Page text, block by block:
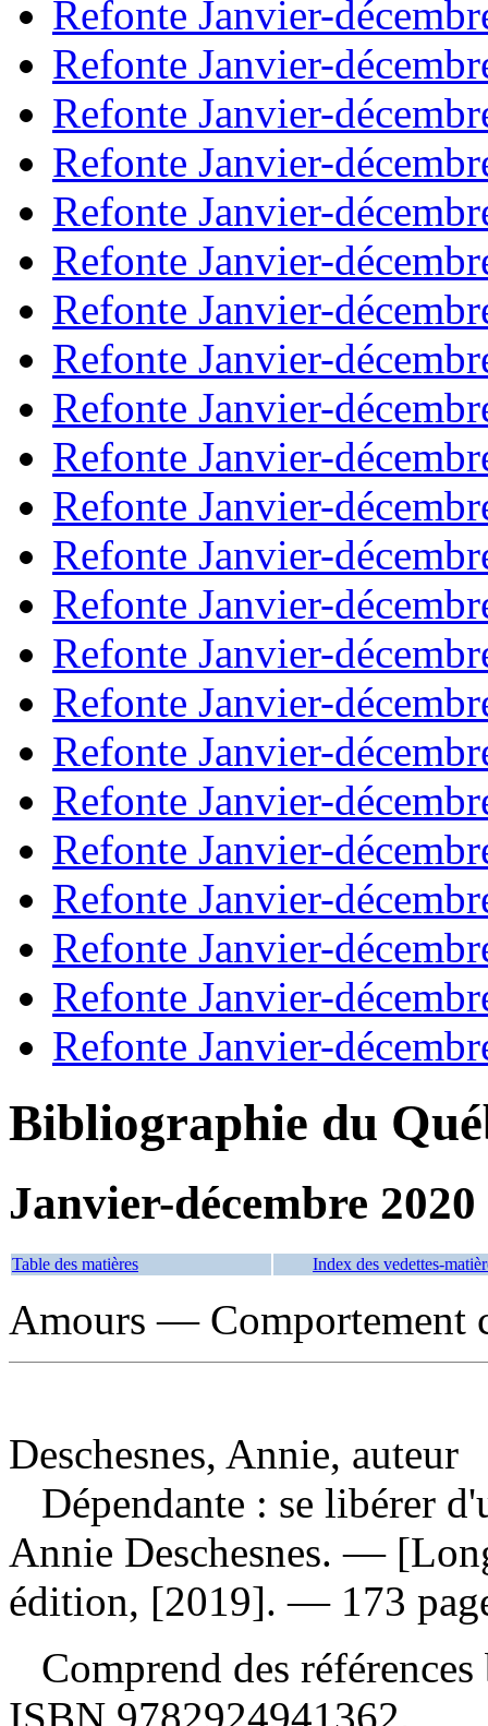
Refonte Janvier-
Refonte Janvier-
Refonte Janvier-
Refonte Janvier-
Refonte Janvier-
Refonte Janvier-
Refonte Janvier-
Refonte Janvier-
Refonte Janvier-
Refonte Janvier-
Refonte Janvier-
Refonte Janvier-
Refonte Janvier-
Refonte Janvier-
Refonte Janvier-
Refonte Janvier-
Refonte Janvier-
Refonte Janvier-
Refonte Janvier-
Refonte Janvier-
Refonte Janvier-
Refonte Janvier-
Bibliographie du
Janvier-décembre 2020
Table des matières Index des vedettes-
Amours — Comportement
Deschesnes, Annie, auteur
Dépendante : se libérer
Annie Deschesnes. —
édition, [2019]. — 173
Comprend des
ISBN 9782924941362.